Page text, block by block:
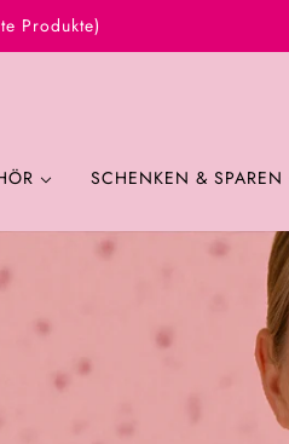
Produkte)
SCHENKEN & SPAREN